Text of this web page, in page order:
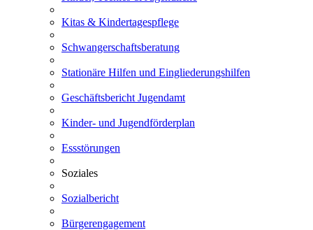
Kitas & Kindertagespflege
Schwangerschaftsberatung
Stationäre Hilfen und Eingliederungshilfen
Geschäftsbericht Jugendamt
Kinder- und Jugendförderplan
Essstörungen
Soziales
Sozialbericht
Bürgerengagement